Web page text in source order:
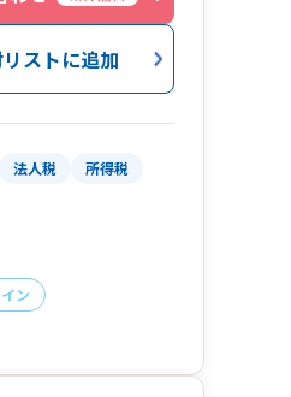
てることをスタ
きは、ぜひ、相模
い。
絡下さい。
、愛川町等、近
ストに追加
法人税
所得税
ン